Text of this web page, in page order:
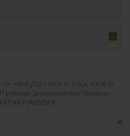
En métal, fabrication en creux. Ancre en
présente. Un manque dans l'émail au
POMORSKA...